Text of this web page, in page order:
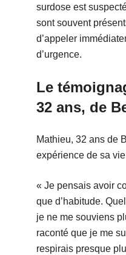
surdose est
sont souvent
d’appeler
d’urgence.
Le
32 ans, de
Mathieu, 32 ans de
expérience de sa
« Je pensais avoir
que d’habitude.
je ne me souviens
raconté que je me
respirais presque